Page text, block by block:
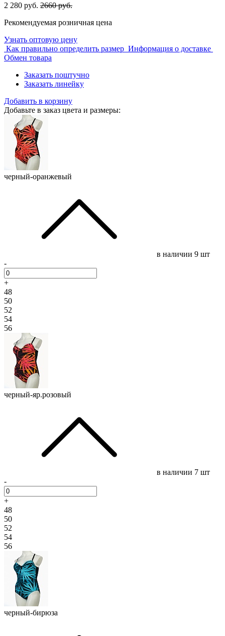
2 280 руб. 2660 руб.
Рекомендуемая розничная цена
Узнать оптовую цену
Как правильно определить размер Информация о доставке
Обмен товара
Заказать поштучно
Заказать линейку
Добавить в корзину
Добавьте в заказ цвета и размеры:
черный-оранжевый
в наличии 9 шт
-
+
48
50
52
54
56
черный-яр.розовый
в наличии 7 шт
-
+
48
50
52
54
56
черный-бирюза